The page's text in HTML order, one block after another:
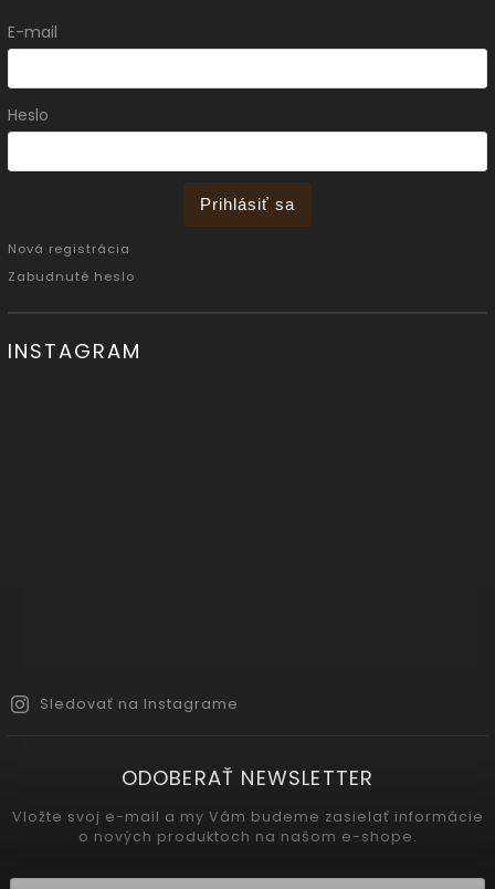
E-mail
Heslo
Prihlásiť sa
Nová registrácia
Zabudnuté heslo
INSTAGRAM
Sledovať na Instagrame
ODOBERAŤ NEWSLETTER
Vložte svoj e-mail a my Vám budeme zasielať informácie
o nových produktoch na našom e-shope.